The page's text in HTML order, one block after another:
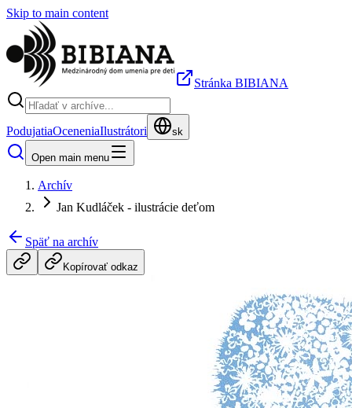
Skip to main content
Stránka BIBIANA
PodujatiaOceneniaIlustrátori sk
Open main menu
Archív
Jan Kudláček - ilustrácie deťom
Späť na archív
Kopírovať odkaz